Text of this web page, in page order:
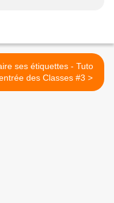
ses étiquettes - Tuto
Rentrée des Classes #3 >